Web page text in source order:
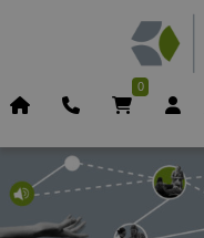
Startseite (Icon)
Telefon Warenkorb
0